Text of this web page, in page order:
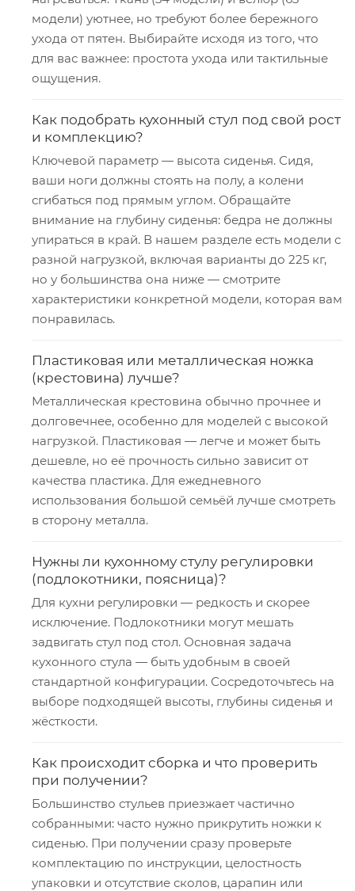
модели) уютнее, но требуют более бережного
ухода от пятен. Выбирайте исходя из того, что
для вас важнее: простота ухода или тактильные
ощущения.
Как подобрать кухонный стул под свой рост
и комплекцию?
Ключевой параметр — высота сиденья. Сидя,
ваши ноги должны стоять на полу, а колени
сгибаться под прямым углом. Обращайте
внимание на глубину сиденья: бедра не должны
упираться в край. В нашем разделе есть модели с
разной нагрузкой, включая варианты до 225 кг,
но у большинства она ниже — смотрите
характеристики конкретной модели, которая вам
понравилась.
Пластиковая или металлическая ножка
(крестовина) лучше?
Металлическая крестовина обычно прочнее и
долговечнее, особенно для моделей с высокой
нагрузкой. Пластиковая — легче и может быть
дешевле, но её прочность сильно зависит от
качества пластика. Для ежедневного
использования большой семьёй лучше смотреть
в сторону металла.
Нужны ли кухонному стулу регулировки
(подлокотники, поясница)?
Для кухни регулировки — редкость и скорее
исключение. Подлокотники могут мешать
задвигать стул под стол. Основная задача
кухонного стула — быть удобным в своей
стандартной конфигурации. Сосредоточьтесь на
выборе подходящей высоты, глубины сиденья и
жёсткости.
Как происходит сборка и что проверить
при получении?
Большинство стульев приезжает частично
собранными: часто нужно прикрутить ножки к
сиденью. При получении сразу проверьте
комплектацию по инструкции, целостность
упаковки и отсутствие сколов, царапин или